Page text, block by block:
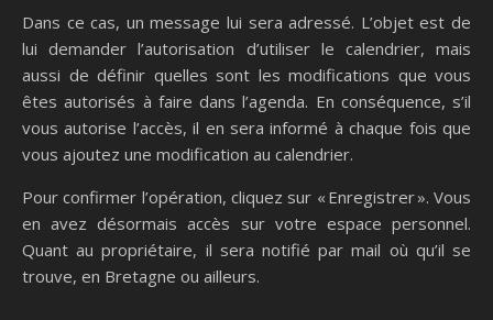
Dans ce cas, un message lui sera adressé. L’objet est de
lui demander l’autorisation d’utiliser le calendrier, mais
aussi de définir quelles sont les modifications que vous
êtes autorisés à faire dans l’agenda. En conséquence, s’il
vous autorise l’accès, il en sera informé à chaque fois que
vous ajoutez une modification au calendrier.
Pour confirmer l’opération, cliquez sur « Enregistrer ». Vous
en avez désormais accès sur votre espace personnel.
Quant au propriétaire, il sera notifié par mail où qu’il se
trouve, en Bretagne ou ailleurs.